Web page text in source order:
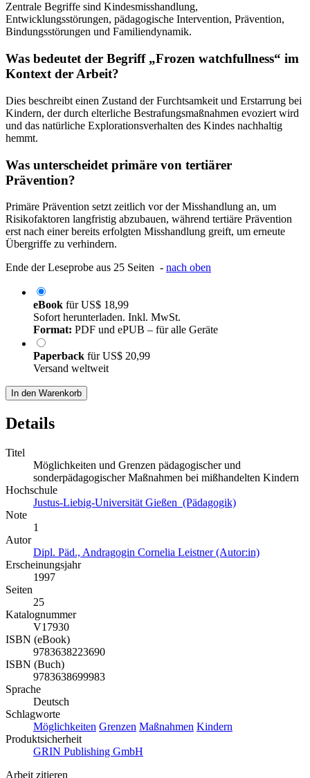
Zentrale Begriffe sind Kindesmisshandlung,
Entwicklungsstörungen, pädagogische Intervention, Prävention,
Bindungsstörungen und Familiendynamik.
Was bedeutet der Begriff „Frozen watchfullness“ im
Kontext der Arbeit?
Dies beschreibt einen Zustand der Furchtsamkeit und Erstarrung bei
Kindern, der durch elterliche Bestrafungsmaßnahmen evoziert wird
und das natürliche Explorationsverhalten des Kindes nachhaltig
hemmt.
Was unterscheidet primäre von tertiärer
Prävention?
Primäre Prävention setzt zeitlich vor der Misshandlung an, um
Risikofaktoren langfristig abzubauen, während tertiäre Prävention
erst nach einer bereits erfolgten Misshandlung greift, um erneute
Übergriffe zu verhindern.
Ende der Leseprobe aus 25 Seiten - nach oben
eBook fürUS$ 18,99
Sofort herunterladen. Inkl. MwSt.
Format: PDF und ePUB – für alle Geräte
Paperback fürUS$ 20,99
Versand weltweit
In den Warenkorb
Details
Titel
Möglichkeiten und Grenzen pädagogischer und
sonderpädagogischer Maßnahmen bei mißhandelten Kindern
Hochschule
Justus-Liebig-Universität Gießen (Pädagogik)
Note
1
Autor
Dipl. Päd., Andragogin Cornelia Leistner (Autor:in)
Erscheinungsjahr
1997
Seiten
25
Katalognummer
V17930
ISBN (eBook)
9783638223690
ISBN (Buch)
9783638699983
Sprache
Deutsch
Schlagworte
Möglichkeiten Grenzen Maßnahmen Kindern
Produktsicherheit
GRIN Publishing GmbH
Arbeit zitieren